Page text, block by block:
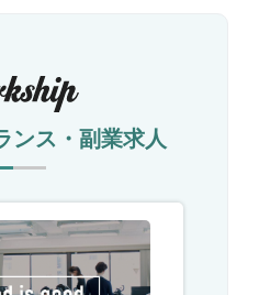
ンス・副業求人